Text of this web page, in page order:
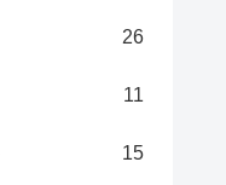
26
11
15